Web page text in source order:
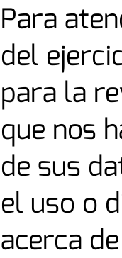
Para
del
para la
que nos
de sus
el uso o
acerca